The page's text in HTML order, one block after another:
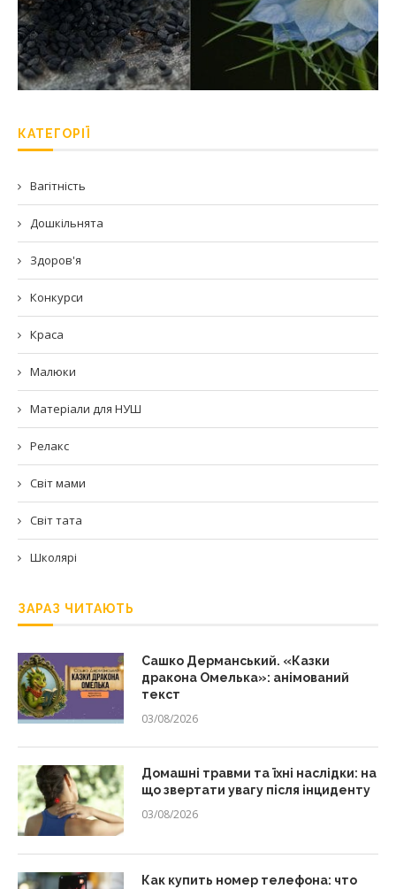
КАТЕГОРІЇ
Вагітність
Дошкільнята
Здоров'я
Конкурси
Краса
Малюки
Матеріали для НУШ
Релакс
Світ мами
Світ тата
Школярі
ЗАРАЗ ЧИТАЮТЬ
Сашко Дерманський. «Казки
дракона Омелька»: анімований
текст
03/08/2026
Домашні травми та їхні наслідки: на
що звертати увагу після інциденту
03/08/2026
Как купить номер телефона: что